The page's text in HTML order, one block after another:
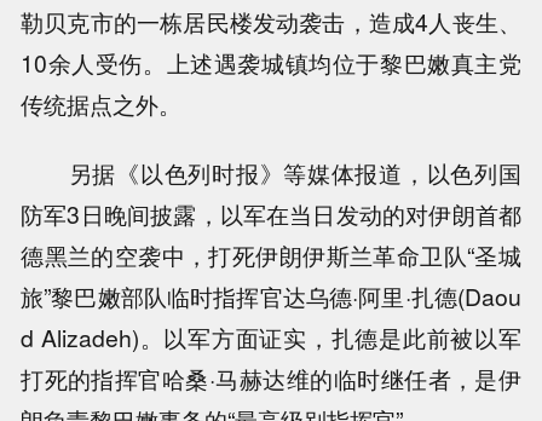
勒贝克市的一栋居民楼发动袭击，造成4人丧生、
10余人受伤。上述遇袭城镇均位于黎巴嫩真主党
传统据点之外。
另据《以色列时报》等媒体报道，以色列国
防军3日晚间披露，以军在当日发动的对伊朗首都
德黑兰的空袭中，打死伊朗伊斯兰革命卫队“圣城
旅”黎巴嫩部队临时指挥官达乌德·阿里·扎德(Daou
d Alizadeh)。以军方面证实，扎德是此前被以军
打死的指挥官哈桑·马赫达维的临时继任者，是伊